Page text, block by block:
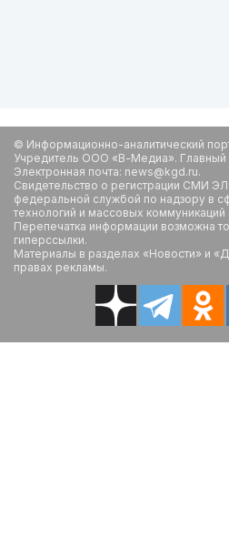
© Информационно-аналитический
Учредитель ООО «В-Медиа». Главный
Электронная почта: news@kgd.ru.
Свидетельство о регистрации СМИ
федеральной службой по надзору в
технологий и массовых
Перепечатка информации возможна
гиперссылки.
Материалы в разделах «Новости» и
правах рекламы.